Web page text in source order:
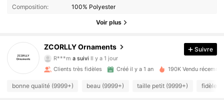
Composition:
100% Polyester
Voir plus
ZCORLLY Ornaments
l***4est en train de naviguer
4.94
9.7K Suiveurs
Suivre
Clients très fidèles Créé il y a 1 an 190K Vendu
bonne qualité (9999+) beau (9999+) taille petit (9999+) fidèle à